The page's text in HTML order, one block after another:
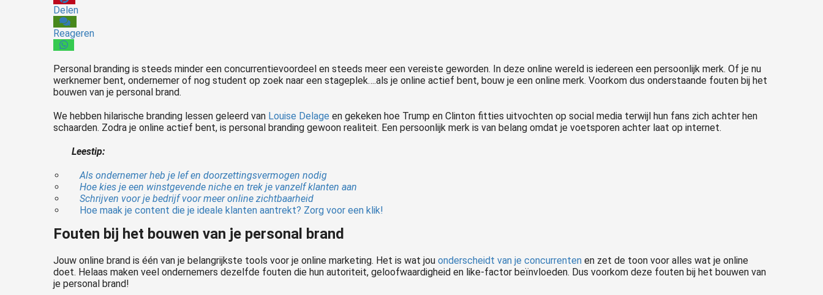
Delen
Reageren
Personal branding is steeds minder een concurrentievoordeel en steeds meer een vereiste geworden. In deze online wereld is iedereen een persoonlijk merk. Of je nu
werknemer bent, ondernemer of nog student op zoek naar een stageplek….als je online actief bent, bouw je een online merk. Voorkom dus onderstaande fouten bij het
bouwen van je personal brand.
We hebben hilarische branding lessen geleerd van Louise Delage en gekeken hoe Trump en Clinton fitties uitvochten op social media terwijl hun fans zich achter hen
schaarden. Zodra je online actief bent, is personal branding gewoon realiteit. Een persoonlijk merk is van belang omdat je voetsporen achter laat op internet.
Leestip:
Als ondernemer heb je lef en doorzettingsvermogen nodig
Hoe kies je een winstgevende niche en trek je vanzelf klanten aan
Schrijven voor je bedrijf voor meer online zichtbaarheid
Hoe maak je content die je ideale klanten aantrekt? Zorg voor een klik!
Fouten bij het bouwen van je personal brand
Jouw online brand is één van je belangrijkste tools voor je online marketing. Het is wat jou onderscheidt van je concurrenten en zet de toon voor alles wat je online
doet. Helaas maken veel ondernemers dezelfde fouten die hun autoriteit, geloofwaardigheid en like-factor beïnvloeden. Dus voorkom deze fouten bij het bouwen van
je personal brand!